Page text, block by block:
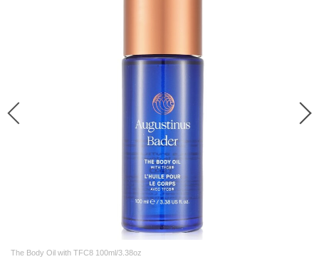
The Body Oil with TFC8 100ml/3.38oz